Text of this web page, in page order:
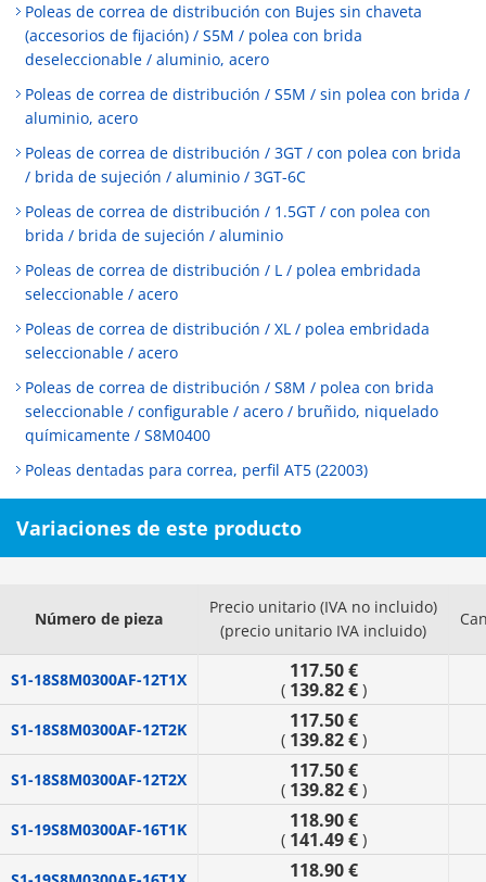
Poleas de correa de distribución con Bujes sin chaveta
(accesorios de fijación) / S5M / polea con brida
deseleccionable / aluminio, acero
Poleas de correa de distribución / S5M / sin polea con brida /
aluminio, acero
Poleas de correa de distribución / 3GT / con polea con brida
/ brida de sujeción / aluminio / 3GT-6C
Poleas de correa de distribución / 1.5GT / con polea con
brida / brida de sujeción / aluminio
Poleas de correa de distribución / L / polea embridada
seleccionable / acero
Poleas de correa de distribución / XL / polea embridada
seleccionable / acero
Poleas de correa de distribución / S8M / polea con brida
seleccionable / configurable / acero / bruñido, niquelado
químicamente / S8M0400
Poleas dentadas para correa, perfil AT5 (22003)
Variaciones de este producto
Número de pieza
Precio unitario (IVA no incluido)
(precio unitario IVA incluido)
S1-18S8M0300AF-12T1X 117.50 €
( 139.82 €)
S1-18S8M0300AF-12T2K 117.50 €
( 139.82 €)
S1-18S8M0300AF-12T2X 117.50 €
( 139.82 €)
S1-19S8M0300AF-16T1K 118.90 €
( 141.49 €)
118.90 €